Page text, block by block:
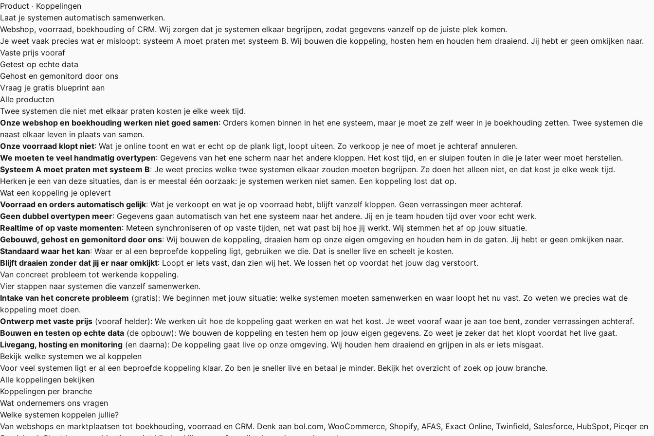
Product · Koppelingen
Laat je systemen automatisch samenwerken.
Webshop, voorraad, boekhouding of CRM. Wij zorgen dat je systemen elkaar begrijpen, zodat gegevens vanzelf op de juiste plek komen.
Je weet vaak precies wat er misloopt: systeem A moet praten met systeem B. Wij bouwen die koppeling, hosten hem en houden hem draaiend. Jij hebt er geen omkijken naar.
Vaste prijs vooraf
Getest op echte data
Gehost en gemonitord door ons
Vraag je gratis blueprint aan
Alle producten
Twee systemen die niet met elkaar praten kosten je elke week tijd.
Onze webshop en boekhouding werken niet goed samen: Orders komen binnen in het ene systeem, maar je moet ze zelf weer in je boekhouding zetten. Twee systemen die
naast elkaar leven in plaats van samen.
Onze voorraad klopt niet: Wat je online toont en wat er echt op de plank ligt, loopt uiteen. Zo verkoop je nee of moet je achteraf annuleren.
We moeten te veel handmatig overtypen: Gegevens van het ene scherm naar het andere kloppen. Het kost tijd, en er sluipen fouten in die je later weer moet herstellen.
Systeem A moet praten met systeem B: Je weet precies welke twee systemen elkaar zouden moeten begrijpen. Ze doen het alleen niet, en dat kost je elke week tijd.
Herken je een van deze situaties, dan is er meestal één oorzaak: je systemen werken niet samen. Een koppeling lost dat op.
Wat een koppeling je oplevert
Voorraad en orders automatisch gelijk: Wat je verkoopt en wat je op voorraad hebt, blijft vanzelf kloppen. Geen verrassingen meer achteraf.
Geen dubbel overtypen meer: Gegevens gaan automatisch van het ene systeem naar het andere. Jij en je team houden tijd over voor echt werk.
Realtime of op vaste momenten: Meteen synchroniseren of op vaste tijden, net wat past bij hoe jij werkt. Wij stemmen het af op jouw situatie.
Gebouwd, gehost en gemonitord door ons: Wij bouwen de koppeling, draaien hem op onze eigen omgeving en houden hem in de gaten. Jij hebt er geen omkijken naar.
Standaard waar het kan: Waar er al een beproefde koppeling ligt, gebruiken we die. Dat is sneller live en scheelt je kosten.
Blijft draaien zonder dat jij er naar omkijkt: Loopt er iets vast, dan zien wij het. We lossen het op voordat het jouw dag verstoort.
Van concreet probleem tot werkende koppeling.
Vier stappen naar systemen die vanzelf samenwerken.
Intake van het concrete probleem (gratis): We beginnen met jouw situatie: welke systemen moeten samenwerken en waar loopt het nu vast. Zo weten we precies wat de
koppeling moet doen.
Ontwerp met vaste prijs (vooraf helder): We werken uit hoe de koppeling gaat werken en wat het kost. Je weet vooraf waar je aan toe bent, zonder verrassingen achteraf.
Bouwen en testen op echte data (de opbouw): We bouwen de koppeling en testen hem op jouw eigen gegevens. Zo weet je zeker dat het klopt voordat het live gaat.
Livegang, hosting en monitoring (en daarna): De koppeling gaat live op onze omgeving. Wij houden hem draaiend en grijpen in als er iets misgaat.
Bekijk welke systemen we al koppelen
Voor veel systemen ligt er al een beproefde koppeling klaar. Zo ben je sneller live en betaal je minder. Bekijk het overzicht of zoek op jouw branche.
Alle koppelingen bekijken
Koppelingen per branche
Wat ondernemers ons vragen
Welke systemen koppelen jullie?
Van webshops en marktplaatsen tot boekhouding, voorraad en CRM. Denk aan bol.com, WooCommerce, Shopify, AFAS, Exact Online, Twinfield, Salesforce, HubSpot, Picqer en